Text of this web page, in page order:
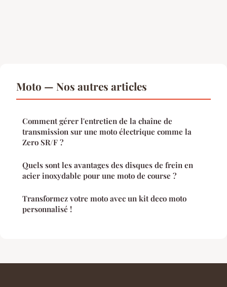
Moto — Nos autres articles
Comment gérer l'entretien de la chaîne de
transmission sur une moto électrique comme la
Zero SR/F ?
Quels sont les avantages des disques de frein en
acier inoxydable pour une moto de course ?
Transformez votre moto avec un kit deco moto
personnalisé !